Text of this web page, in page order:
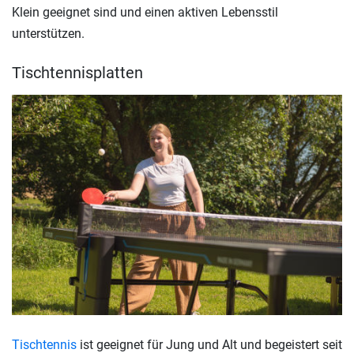
Klein geeignet sind und einen aktiven Lebensstil
unterstützen.
Tischtennisplatten
Tischtennis ist geeignet für Jung und Alt und begeistert seit